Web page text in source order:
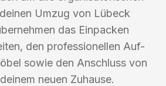
Umzug von Lübeck
das Einpacken
den professionellen Auf-
sowie den Anschluss von
neuen Zuhause.